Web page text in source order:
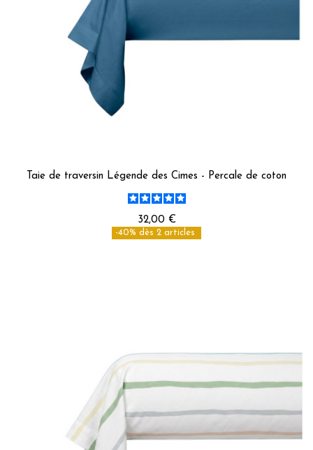
Taie de traversin Légende des Cimes - Percale de coton
32,00 €
-40% dès 2 articles